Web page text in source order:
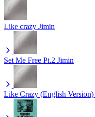
Like crazy Jimin
Set Me Free Pt.2 Jimin
Like Crazy (English Version)